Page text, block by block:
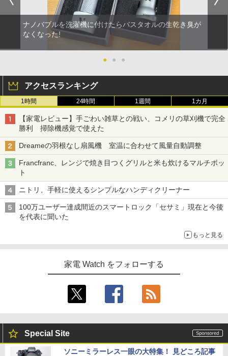
ナノバブルを洗濯機に付けたらバスタオルの生乾き臭が
なくなった!
● ● ●
アクセスランキング
1時間 24時間 1週間 1カ月
【家電レビュー】手ごわい雑草との戦い、コメリの草刈機で完全
勝利 掃除機感覚で使えた
Dreameの羽根なし扇風機 室温に合わせて風量自動調整
Francfranc、レンジで焼き目つくグリルと米も炊けるマルチポッ
ト
ニトリ、手軽に使えるシンプルなハンディクリーナー
100万ユーザー達成間近のスマートロック「セサミ」現在と今後
を代表に聞いた
もっと見る
家電 Watch をフォローする
Special Site
ソニーミラーレス一眼の大特集！ 見どころ記事